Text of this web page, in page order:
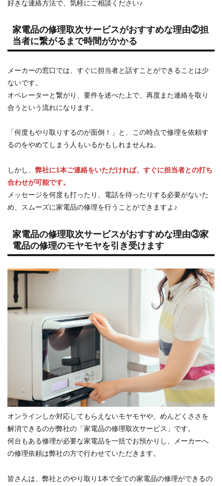
好きな連絡方法で、気軽にご相談ください♪
家電品の修理取次サービスがおすすめな理由②担
当者に繋がるまで時間がかかる
メーカーの窓口では、すぐに担当者と話すことができることは少
ないです。
オペレーターと繋がり、要件を述べた上で、再度また連絡を取り
合うという流れになります。
「何度もやり取りするのが面倒！」と、この時点で修理を依頼す
るのをやめてしまう人もいるかもしれませんね。
しかし、 弊社に1本ご連絡をいただければ、すぐに担当者との打ち
合わせが可能です。
メッセージを何度も打ったり、電話を待ったりする必要がないた
め、スムーズに家電品の修理を行うことができますよ♪
家電品の修理取次サービスがおすすめな理由③家
電品の修理のモヤモヤを引き受けます
オンラインしか対応してもらえないモヤモヤや、めんどくささを
解消できるのが弊社の「家電品の修理取次サービス」です。
何台もある修理が必要な家電品を一括でお預かりし、メーカーへ
の修理依頼は弊社の方で行わせていただきます。
皆さんは、弊社とのやり取り1本で全ての家電品の修理ができるの